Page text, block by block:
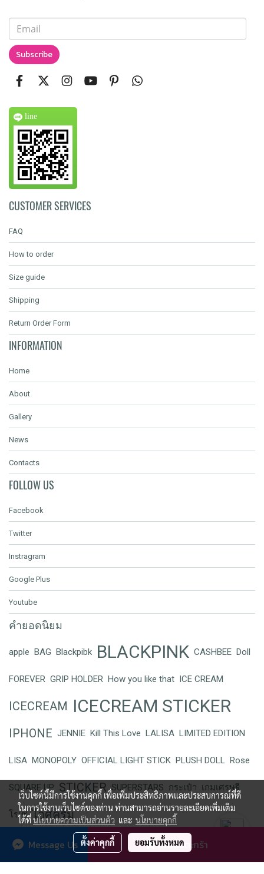
เพิ่มลงตะกร้า
Message Us
Subscribe
line
CUSTOMER SERVICES
FAQ
How to order
Size guide
Shipping
Return Order Form
INFORMATION
Home
About
Gallery
News
Contacts
FOLLOW US
Facebook
Twitter
Instragram
Google Plus
Youtube
คำยอดนิยม
apple BAG Blackpibk BLACKPINK CASHBEE Doll
FOREVER GRIP HOLDER How you like that ICE CREAM
ICECREAM ICECREAM STICKER
IPHONE JENNIE Kill This Love LALISA LIMITED EDITION
LISA MONOPOLY OFFICIAL LIGHT STICK PLUSH DOLL Rose
SQUARE UP STICKER SUPERSTARS กระเป๋า เกมเศรษฐี
โรเซ่ ไอศครีม
YG SELECT All content is copyrighted
เว็บไซต์นี้มีการใช้งานคุกกี้ เพื่อเพิ่มประสิทธิภาพและประสบการณ์ที่ดี
ในการใช้งานเว็บไซต์ของท่าน ท่านสามารถอ่านรายละเอียดเพิ่มเติม
ได้ที่นโยบายความเป็นส่วนตัว และ นโยบายคุกกี้
ตั้งค่าคุกกี้ ยอมรับทั้งหมด